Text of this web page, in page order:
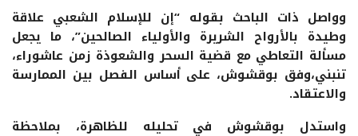
وواصل ذات الباحث بقوله “إن للإسلام الشعبي علاقة
وطيدة بالأرواح الشريرة والأولياء الصالحين”، ما يجعل
مسألة التعاطي مع قضية السحر والشعوذة زمن عاشوراء،
تنبني،وفق بوقشوش، على أساس الفصل بين الممارسة
والاعتقاد.
واستدل بوقشوش في تحليله للظاهرة، بملاحظة